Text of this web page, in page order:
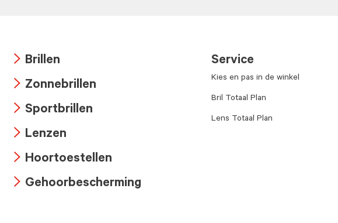
icon
Brillen
icon
Zonnebrillen
icon
Sportbrillen
icon
Lenzen
icon
Hoortoestellen
Gehoorbescherming
Service
Kies en pas in de winkel
Bril Totaal Plan
Lens Totaal Plan